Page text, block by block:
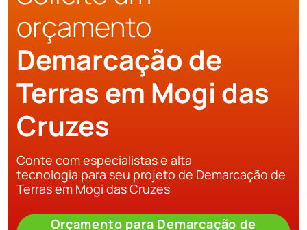
orçamento
Demarcação de
Terras em Mogi das
Cruzes
Conte com especialistas e alta
tecnologia para seu projeto de Demarcação de
Terras em Mogi das Cruzes
Orçamento para Demarcação de